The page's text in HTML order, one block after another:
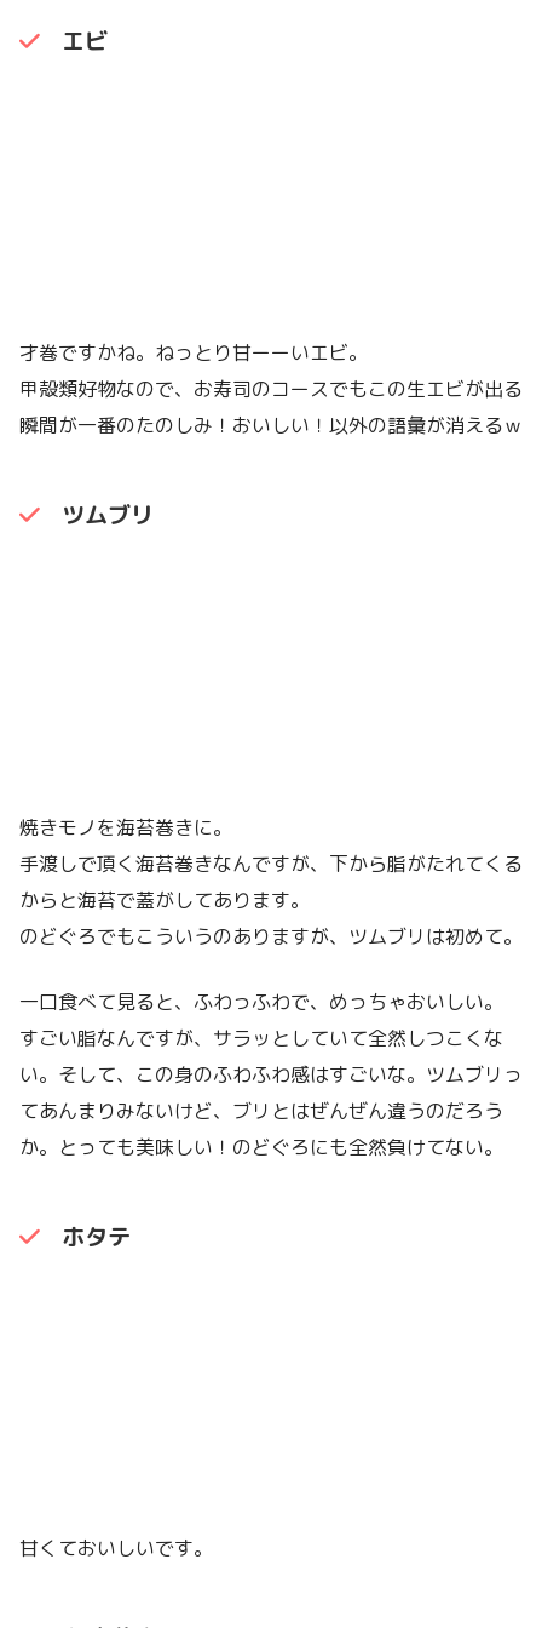
エビ
才巻ですかね。ねっとり甘ーーいエビ。
甲殻類好物なので、お寿司のコースでもこの生エビが出る
瞬間が一番のたのしみ！おいしい！以外の語彙が消えるｗ
ツムブリ
焼きモノを海苔巻きに。
手渡しで頂く海苔巻きなんですが、下から脂がたれてくる
からと海苔で蓋がしてあります。
のどぐろでもこういうのありますが、ツムブリは初めて。
一口食べて見ると、ふわっふわで、めっちゃおいしい。
すごい脂なんですが、サラッとしていて全然しつこくな
い。そして、この身のふわふわ感はすごいな。ツムブリっ
てあんまりみないけど、ブリとはぜんぜん違うのだろう
か。とっても美味しい！のどぐろにも全然負けてない。
ホタテ
甘くておいしいです。